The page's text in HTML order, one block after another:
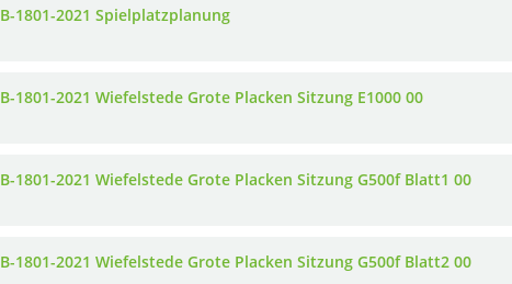
B-1801-2021 Spielplatzplanung
B-1801-2021 Wiefelstede Grote Placken Sitzung E1000 00
B-1801-2021 Wiefelstede Grote Placken Sitzung G500f Blatt1 00
B-1801-2021 Wiefelstede Grote Placken Sitzung G500f Blatt2 00